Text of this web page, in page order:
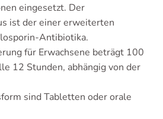
eingesetzt. Der
ist der einer erweiterten
Antibiotika.
für Erwachsene beträgt 100
12 Stunden, abhängig von der
sind Tabletten oder orale